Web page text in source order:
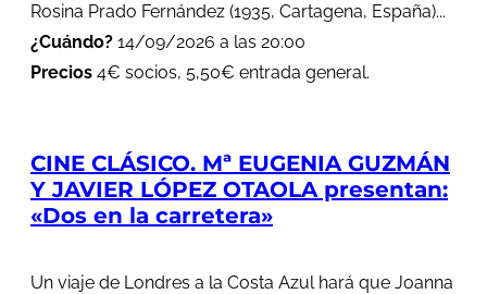
Rosina Prado Fernández (1935, Cartagena, España)...
¿Cuándo? 14/09/2026 a las 20:00
Precios 4€ socios, 5,50€ entrada general.
CINE CLÁSICO. Mª EUGENIA GUZMÁN
Y JAVIER LÓPEZ OTAOLA presentan:
«Dos en la carretera»
Un viaje de Londres a la Costa Azul hará que Joanna